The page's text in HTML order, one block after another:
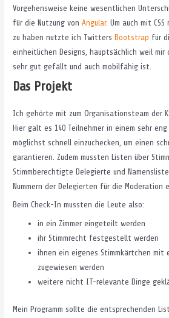
Vorgehensweise keine wesentlichen
für die Nutzung vonAngular. Um auch mit
zu haben nutzte ich Twitters Bootstrap für
einheitlichen Designs, hauptsächlich weil
sehr gut gefällt und auch mobilfähig ist.
Das Projekt
Ich gehörte mit zum Organisationsteam der
Hier galt es 140 Teilnehmer in einem sehr
möglichst schnell einzuchecken, um einen
garantieren. Zudem mussten Listen über
Stimmberechtigte Delegierte und
Nummern der Delegierten für die Moderation
Beim Check-In mussten die Leute also:
in ein Zimmer eingeteilt werden
ihr Stimmrecht festgestellt werden
ihnen ein eigenes Stimmkärtchen mit
zugewiesen werden
weitere nicht IT-relevante Dinge
Mein Programm sollte die entsprechenden